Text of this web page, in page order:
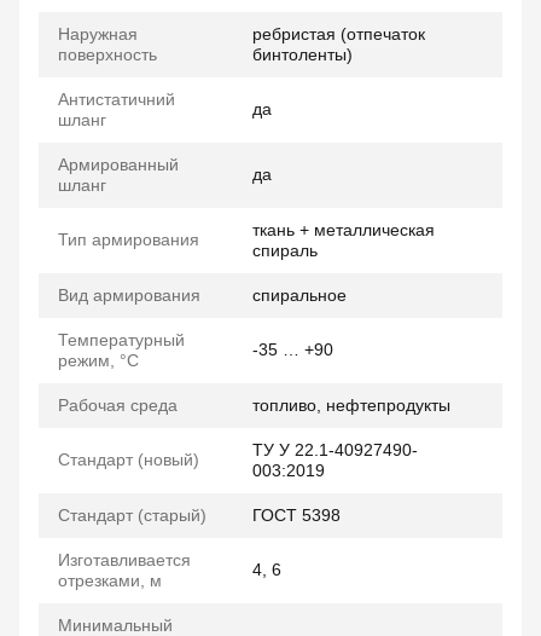
Наружная
поверхность
ребристая (отпечаток
бинтоленты)
Антистатичний
шланг
да
Армированный
шланг
да
Тип армирования
ткань + металлическая
спираль
Вид армирования спиральное
Температурный
режим, °C
-35 … +90
Рабочая среда топливо, нефтепродукты
Стандарт (новый)
ТУ У 22.1-40927490-
003:2019
Стандарт (старый) ГОСТ 5398
Изготавливается
отрезками, м
4, 6
Минимальный